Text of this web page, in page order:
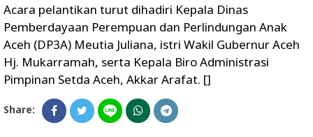
Acara pelantikan turut dihadiri Kepala Dinas
Pemberdayaan Perempuan dan Perlindungan Anak
Aceh (DP3A) Meutia Juliana, istri Wakil Gubernur Aceh
Hj. Mukarramah, serta Kepala Biro Administrasi
Pimpinan Setda Aceh, Akkar Arafat. []
Share: